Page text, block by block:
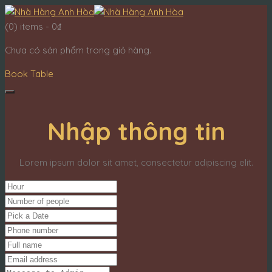
(0) items - 0₫
Chưa có sản phẩm trong giỏ hàng.
Book Table
Nhập thông tin
Lorem ipsum dolor sit amet, consectetur adipiscing elit.